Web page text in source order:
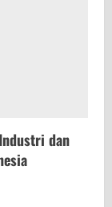
dan